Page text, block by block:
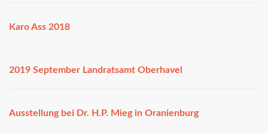
Karo Ass 2018
2019 September Landratsamt Oberhavel
Ausstellung bei Dr. H.P. Mieg in Oranienburg